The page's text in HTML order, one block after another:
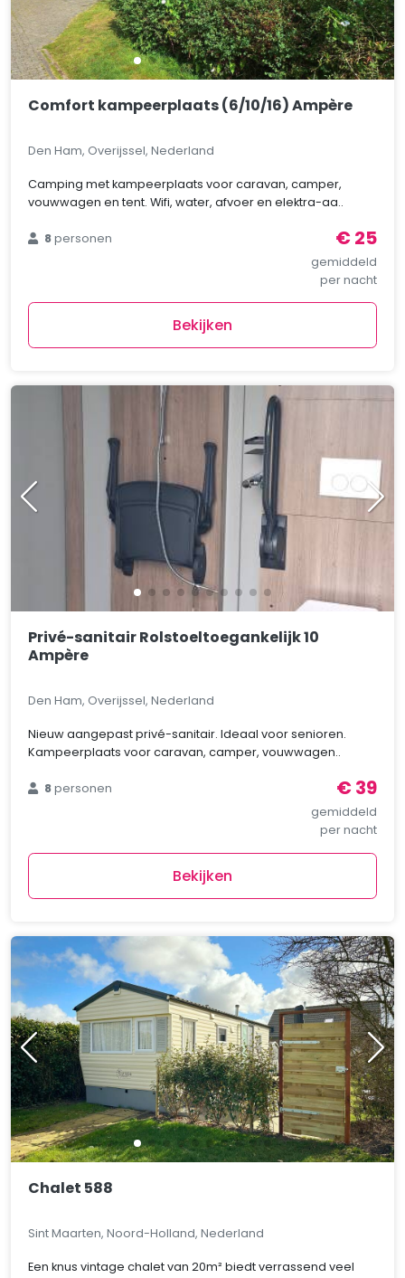
Comfort kampeerplaats (6/10/16) Ampère
Den Ham, Overijssel, Nederland
Camping met kampeerplaats voor caravan, camper,
vouwwagen en tent. Wifi, water, afvoer en elektra-aa..
8personen € 25
gemiddeld
per nacht
Bekijken
Privé-sanitair Rolstoeltoegankelijk 10
Ampère
Den Ham, Overijssel, Nederland
Nieuw aangepast privé-sanitair. Ideaal voor senioren.
Kampeerplaats voor caravan, camper, vouwwagen..
8personen € 39
gemiddeld
per nacht
Bekijken
Chalet 588
Sint Maarten, Noord-Holland, Nederland
Een knus vintage chalet van 20m² biedt verrassend veel